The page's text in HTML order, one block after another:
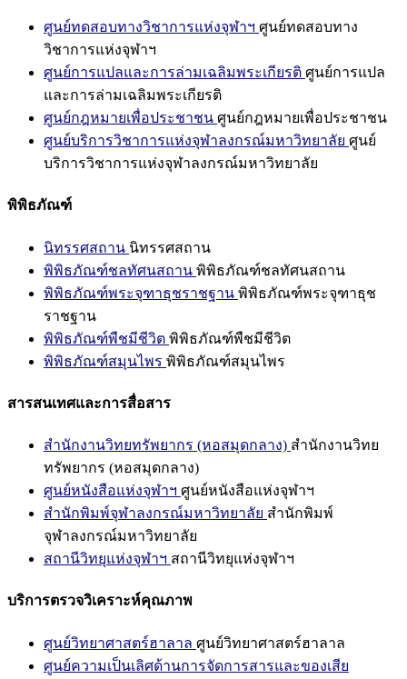
ศูนย์ทดสอบทางวิชาการแห่งจุฬาฯ ศูนย์ทดสอบทาง
วิชาการแห่งจุฬาฯ
ศูนย์การแปลและการล่ามเฉลิมพระเกียรติ ศูนย์การแปล
และการล่ามเฉลิมพระเกียรติ
ศูนย์กฎหมายเพื่อประชาชน ศูนย์กฎหมายเพื่อประชาชน
ศูนย์บริการวิชาการแห่งจุฬาลงกรณ์มหาวิทยาลัย ศูนย์
บริการวิชาการแห่งจุฬาลงกรณ์มหาวิทยาลัย
พิพิธภัณฑ์
นิทรรศสถาน นิทรรศสถาน
พิพิธภัณฑ์ชลทัศนสถาน พิพิธภัณฑ์ชลทัศนสถาน
พิพิธภัณฑ์พระจุฑาธุชราชฐาน พิพิธภัณฑ์พระจุฑาธุช
ราชฐาน
พิพิธภัณฑ์พืชมีชีวิต พิพิธภัณฑ์พืชมีชีวิต
พิพิธภัณฑ์สมุนไพร พิพิธภัณฑ์สมุนไพร
สารสนเทศและการสื่อสาร
สำนักงานวิทยทรัพยากร (หอสมุดกลาง) สำนักงานวิทย
ทรัพยากร (หอสมุดกลาง)
ศูนย์หนังสือแห่งจุฬาฯ ศูนย์หนังสือแห่งจุฬาฯ
สำนักพิมพ์จุฬาลงกรณ์มหาวิทยาลัย สำนักพิมพ์
จุฬาลงกรณ์มหาวิทยาลัย
สถานีวิทยุแห่งจุฬาฯ สถานีวิทยุแห่งจุฬาฯ
บริการตรวจวิเคราะห์คุณภาพ
ศูนย์วิทยาศาสตร์ฮาลาล ศูนย์วิทยาศาสตร์ฮาลาล
ศูนย์ความเป็นเลิศด้านการจัดการสารและของเสีย